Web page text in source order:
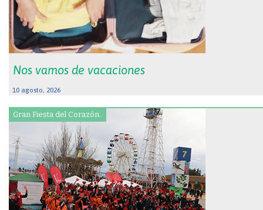
Nos vamos de vacaciones
10 agosto, 2026
Gran Fiesta del Corazón.